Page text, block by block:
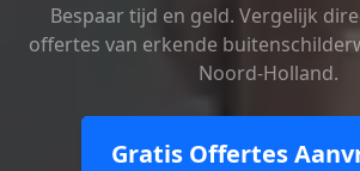
Bespaar tijd en geld. Vergelijk
offertes van erkende
Noord-Holland.
Gratis Offertes